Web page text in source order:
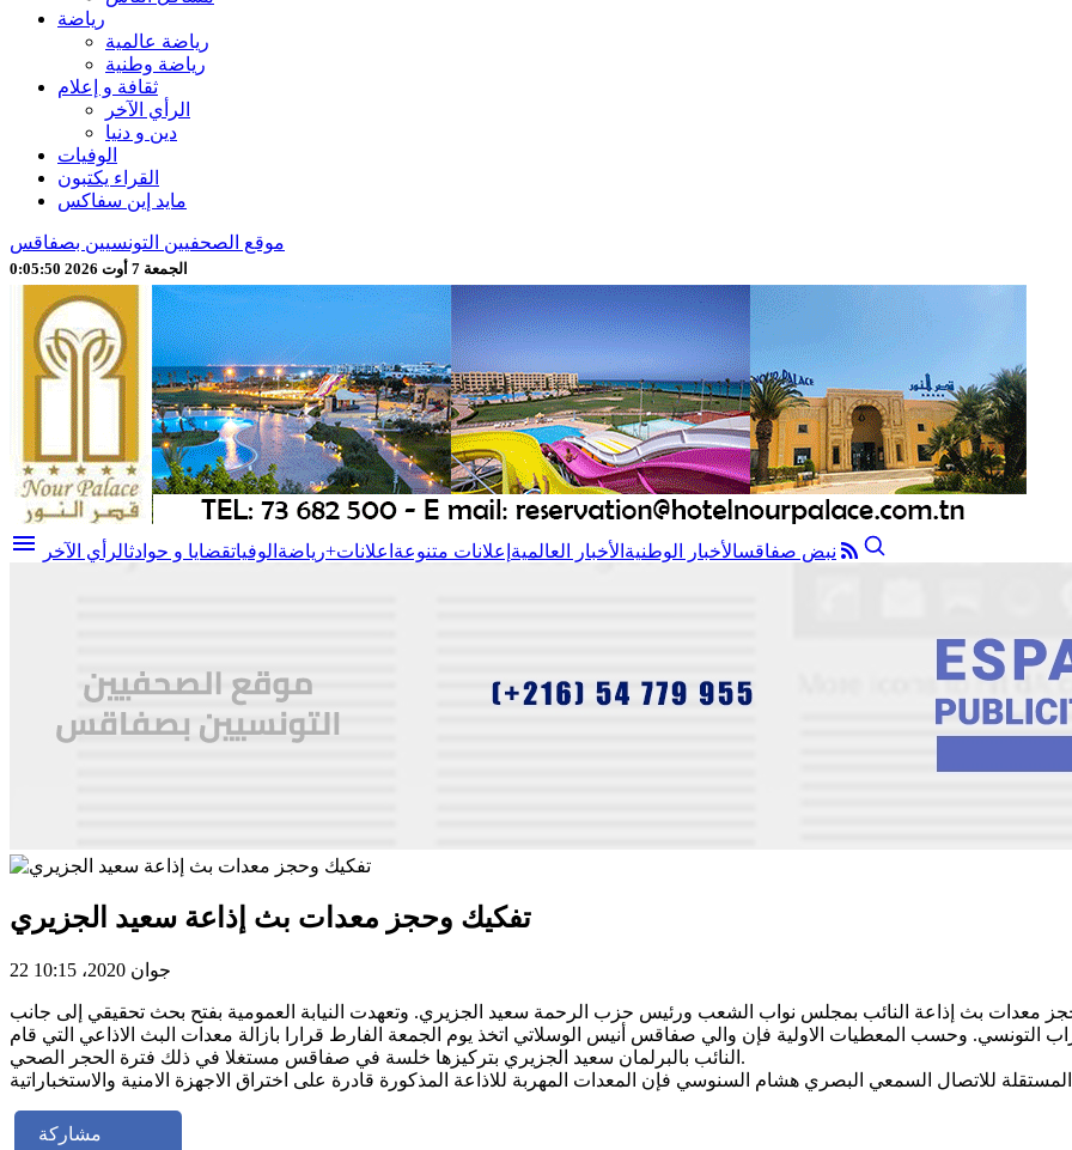
رياضة
رياضة عالمية
رياضة وطنية
ثقافة و إعلام
الرأي الآخر
دين و دنيا
الوفيات
القراء يكتبون
مايد إين سفاكس
موقع الصحفيين التونسيين بصفاقس
الجمعة 7 أوت 2026 0:05:51
menu نبض صفاقسالأخبار الوطنية الأخبار العالمية إعلانات متنوعة اعلانات+رياضة الوفياتقضايا و حوادثالرأي الآخر
تفكيك وحجز معدات بث إذاعة سعيد الجزيري
22 جوان 2020، 10:15
2020 الوحدات الامنية بتفكيك وحجز معدات بث إذاعة النائب بمجلس نواب الشعب ورئيس حزب الرحمة سعيد الجزيري. وتعهدت النيابة العمومية بفتح بحث تحقيقي إلى جانب
التونسي. وحسب المعطيات الاولية فإن والي صفاقس أنيس الوسلاتي اتخذ يوم الجمعة الفارط قرارا بازالة معدات البث الاذاعي التي قام
النائب بالبرلمان سعيد الجزيري بتركيزها خلسة في صفاقس مستغلا في ذلك فترة الحجر الصحي.
مشاركة